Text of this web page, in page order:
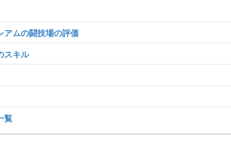
アムの闘技場の評価
スキル
覧